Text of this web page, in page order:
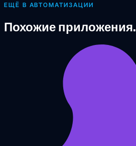
ЕЩЁ В АВТОМАТИЗАЦИИ
Похожие приложения.